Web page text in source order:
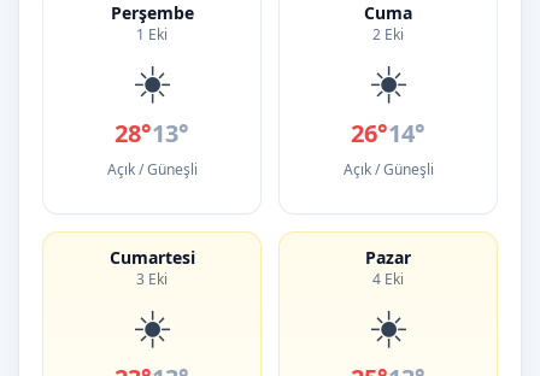
Perşembe
1 Eki
☀️
28°13°
Açık / Güneşli
Cuma
2 Eki
☀️
26°14°
Açık / Güneşli
Cumartesi
3 Eki
☀️
Pazar
4 Eki
☀️